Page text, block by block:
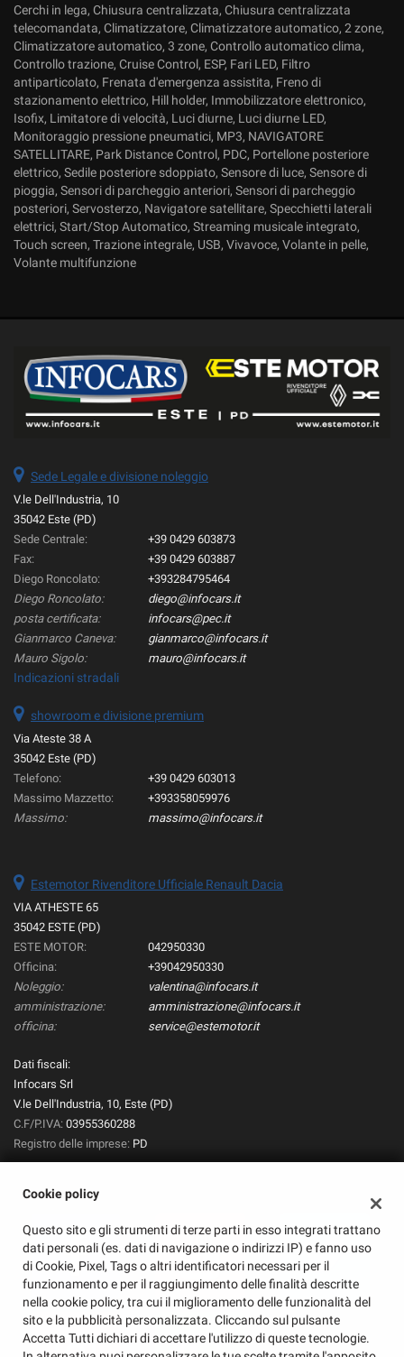
Cerchi in lega, Chiusura centralizzata, Chiusura centralizzata
telecomandata, Climatizzatore, Climatizzatore automatico, 2 zone,
Climatizzatore automatico, 3 zone, Controllo automatico clima,
Controllo trazione, Cruise Control, ESP, Fari LED, Filtro
antiparticolato, Frenata d'emergenza assistita, Freno di
stazionamento elettrico, Hill holder, Immobilizzatore elettronico,
Isofix, Limitatore di velocità, Luci diurne, Luci diurne LED,
Monitoraggio pressione pneumatici, MP3, NAVIGATORE
SATELLITARE, Park Distance Control, PDC, Portellone posteriore
elettrico, Sedile posteriore sdoppiato, Sensore di luce, Sensore di
pioggia, Sensori di parcheggio anteriori, Sensori di parcheggio
posteriori, Servosterzo, Navigatore satellitare, Specchietti laterali
elettrici, Start/Stop Automatico, Streaming musicale integrato,
Touch screen, Trazione integrale, USB, Vivavoce, Volante in pelle,
Volante multifunzione
Sede Legale e divisione noleggio
V.le Dell'Industria, 10
35042 Este (PD)
Sede Centrale:
+39 0429 603873
Fax:
+39 0429 603887
Diego Roncolato:
+393284795464
Diego Roncolato:
diego@infocars.it
posta certificata:
infocars@pec.it
Gianmarco Caneva:
gianmarco@infocars.it
Mauro Sigolo:
mauro@infocars.it
Indicazioni stradali
showroom e divisione premium
Via Ateste 38 A
35042 Este (PD)
Telefono:
+39 0429 603013
Massimo Mazzetto:
+393358059976
Massimo:
massimo@infocars.it
Estemotor Rivenditore Ufficiale Renault Dacia
VIA ATHESTE 65
35042 ESTE (PD)
ESTE MOTOR:
042950330
Officina:
+39042950330
Noleggio:
valentina@infocars.it
amministrazione:
amministrazione@infocars.it
officina:
service@estemotor.it
Dati fiscali:
Infocars Srl
V.le Dell'Industria, 10, Este (PD)
C.F/P.IVA: 03955360288
Registro delle imprese: PD
Cookie policy
Questo sito e gli strumenti di terze parti in esso integrati trattano
dati personali (es. dati di navigazione o indirizzi IP) e fanno uso
di Cookie, Pixel, Tags o altri identificatori necessari per il
funzionamento e per il raggiungimento delle finalità descritte
nella cookie policy, tra cui il miglioramento delle funzionalità del
sito e la pubblicità personalizzata. Cliccando sul pulsante
Accetta Tutti dichiari di accettare l'utilizzo di queste tecnologie.